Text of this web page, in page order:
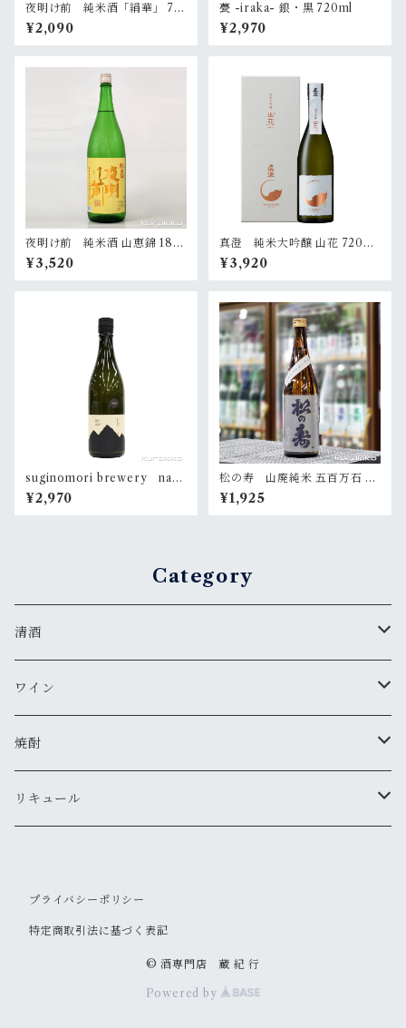
夜明け前 純米酒「絹華」 72
0ml
¥2,090
甍 -iraka- 銀・黒 720ml
¥2,970
夜明け前 純米酒 山恵錦 180
0ml
¥3,520
真澄 純米大吟醸 山花 720ml
（化粧箱入）
¥3,920
suginomori brewery nara
i passage 720ml
¥2,970
松の寿 山廃純米 五百万石 72
0ml
¥1,925
Category
清酒
MIYASAKA
真澄
夜明け前
帰山
ワイン
ドメーヌ・コーセイ
安曇野ワイナリー
焼酎
千曲錦・帰山
リキュール
その他
プライバシーポリシー
特定商取引法に基づく表記
© 酒専門店 蔵 紀 行
Powered by